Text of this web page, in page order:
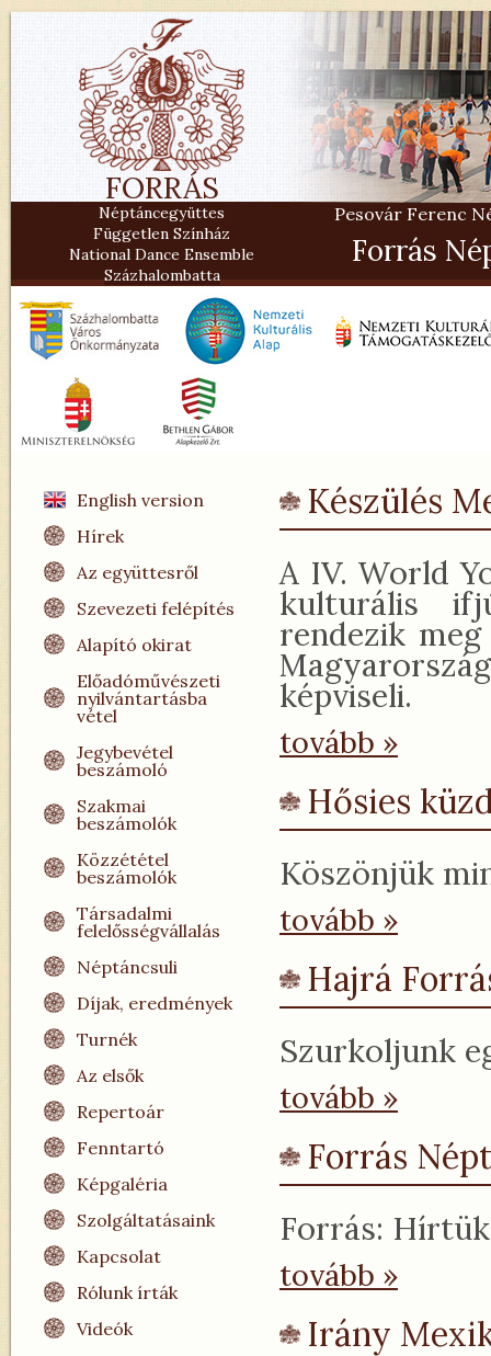
FORRÁS
Néptáncegyüttes
Független Színház
National Dance Ensemble
Százhalombatta
Pesovár Ferenc
Forrás
English version
Hírek
Az együttesről
Szevezeti felépítés
Alapító okirat
Előadóművészeti
nyilvántartásba
vétel
Jegybevétel
beszámoló
Szakmai
beszámolók
Közzététel
beszámolók
Társadalmi
felelősségvállalás
Néptáncsuli
Díjak, eredmények
Turnék
Az elsők
Repertoár
Fenntartó
Képgaléria
Szolgáltatásaink
Kapcsolat
Rólunk írták
Videók
Készülés
A IV. World
kulturális
rendezik
képviseli.
tovább »
Hősies
Köszönjük
tovább »
Hajrá
Szurkoljunk
tovább »
Forrás
Forrás:
tovább »
Irány